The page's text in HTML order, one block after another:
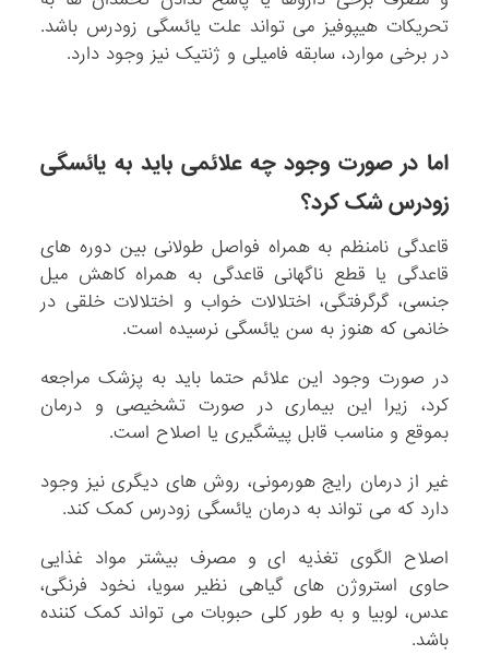
تحریکات هیپوفیز می تواند علت یائسگی زودرس باشد.
در برخی موارد، سابقه فامیلی و ژنتیک نیز وجود دارد.
اما در صورت وجود چه علائمی باید به یائسگی
زودرس شک کرد؟
قاعدگی نامنظم به همراه فواصل طولانی بین دوره های
قاعدگی یا قطع ناگهانی قاعدگی به همراه کاهش میل
جنسی، گرگرفتگی، اختلالات خواب و اختلالات خلقی در
خانمی که هنوز به سن یائسگی نرسیده است.
در صورت وجود این علائم حتما باید به پزشک مراجعه
کرد، زیرا این بیماری در صورت تشخیصی و درمان
بموقع و مناسب قابل پیشگیری یا اصلاح است.
غیر از درمان رایج هورمونی، روش های دیگری نیز وجود
دارد که می تواند به درمان یائسگی زودرس کمک کند.
اصلاح الگوی تغذیه ای و مصرف بیشتر مواد غذایی
حاوی استروژن های گیاهی نظیر سویا، نخود فرنگی،
عدس، لوبیا و به طور کلی حبوبات می تواند کمک کننده
باشد.